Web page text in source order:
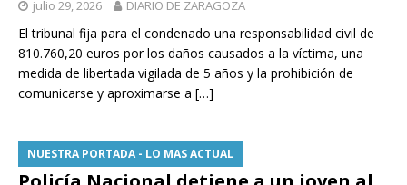
julio 29, 2026 DIARIO DE ZARAGOZA
El tribunal fija para el condenado una responsabilidad civil de
810.760,20 euros por los daños causados a la víctima, una
medida de libertada vigilada de 5 años y la prohibición de
comunicarse y aproximarse a […]
NUESTRA PORTADA - LO MAS ACTUAL